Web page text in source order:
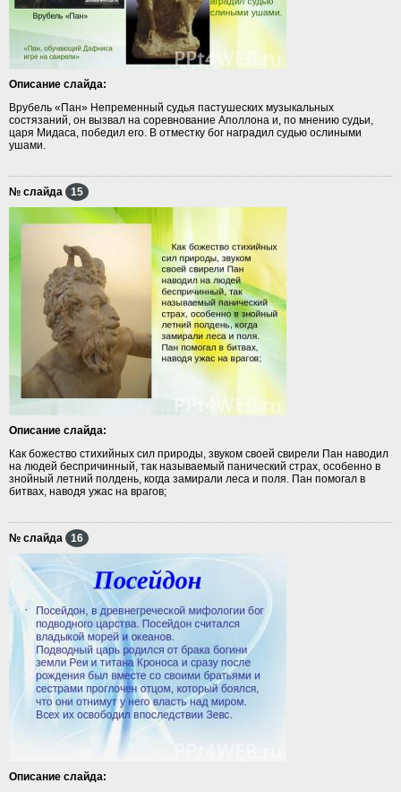
Описание слайда:
Врубель «Пан» Непременный судья пастушеских музыкальных
состязаний, он вызвал на соревнование Аполлона и, по мнению судьи,
царя Мидаса, победил его. В отместку бог наградил судью ослиными
ушами.
№ слайда 15
Описание слайда:
Как божество стихийных сил природы, звуком своей свирели Пан наводил
на людей беспричинный, так называемый панический страх, особенно в
знойный летний полдень, когда замирали леса и поля. Пан помогал в
битвах, наводя ужас на врагов;
№ слайда 16
Описание слайда: